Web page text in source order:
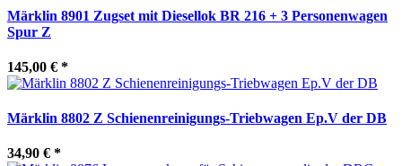
Märklin 8901 Zugset mit Diesellok BR 216 + 3 Personenwagen
Spur Z
145,00 € *
Märklin 8802 Z Schienenreinigungs-Triebwagen Ep.V der DB
34,90 € *